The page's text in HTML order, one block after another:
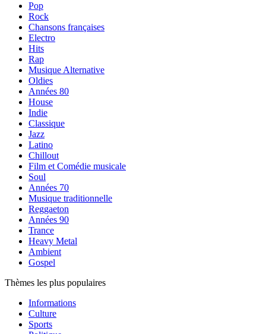
Pop
Rock
Chansons françaises
Electro
Hits
Rap
Musique Alternative
Oldies
Années 80
House
Indie
Classique
Jazz
Latino
Chillout
Film et Comédie musicale
Soul
Années 70
Musique traditionnelle
Reggaeton
Années 90
Trance
Heavy Metal
Ambient
Gospel
Thèmes les plus populaires
Informations
Culture
Sports